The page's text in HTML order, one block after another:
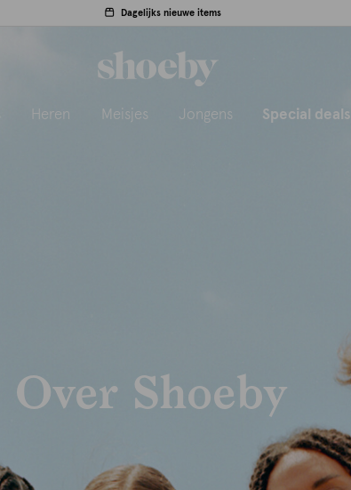
Dagelijks nieuwe items
Heren Meisjes Jongens Special deals
Over Shoeby